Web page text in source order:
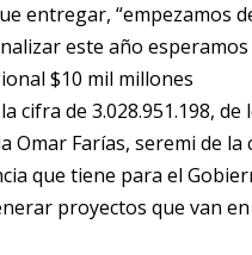
entregar, “empezamos
este año
$10 mil millones
cifra de 3.028.951.198, de
Omar Farías, seremi de la
que tiene para el
proyectos que van